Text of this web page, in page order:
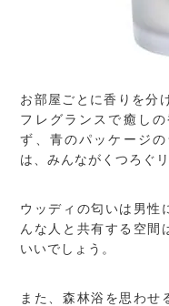
お部屋ごとに香りを分
フレグランスで癒し
ず、青のパッケージ
は、みんながくつろぐ
ウッディの匂いは男性
んな人と共有する空間
いいでしょう。
また、森林浴を思わせ